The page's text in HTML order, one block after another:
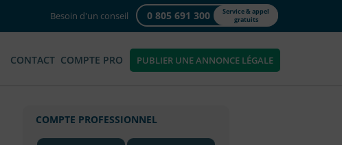
Besoin d'un conseil 0 805 691 300
Service & appel
gratuits
CONTACT COMPTE PRO PUBLIER UNE ANNONCE LÉGALE
COMPTE PROFESSIONNEL